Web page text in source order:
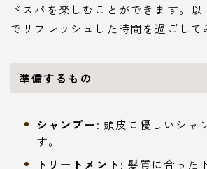
ドスパを楽しむことができます。
でリフレッシュした時間を過ごして
準備するもの
シャンプー : 頭皮に優しいシャ
す。
トリートメント : 髪質に合った